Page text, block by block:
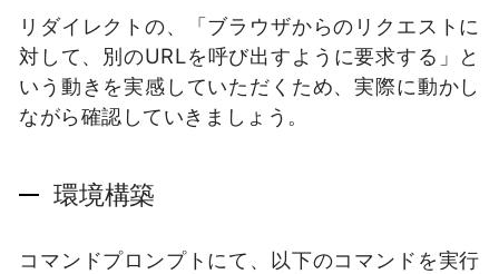
リダイレクトの、「ブラウザからのリクエストに
対して、別のURLを呼び出すように要求する」と
いう動きを実感していただくため、実際に動かし
ながら確認していきましょう。
環境構築
コマンドプロンプトにて、以下のコマンドを実行